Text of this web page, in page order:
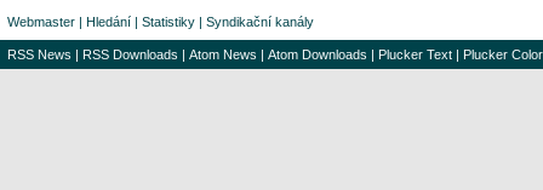
Webmaster | Hledání | Statistiky | Syndikační kanály
RSS News | RSS Downloads | Atom News | Atom Downloads | Plucker Text | Plucker Color